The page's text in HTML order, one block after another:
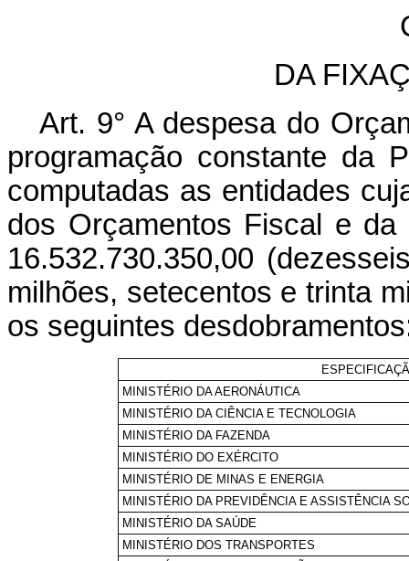
DA
Art. 9° A despesa do
programação constante da
computadas as entidades
dos Orçamentos Fiscal e
16.532.730.350,00
milhões, setecentos e trinta
os seguintes
MINISTÉRIO DA AERONÁUTICA
MINISTÉRIO DA CIÊNCIA E TECNOLOGIA
MINISTÉRIO DA FAZENDA
MINISTÉRIO DO EXÉRCITO
MINISTÉRIO DE MINAS E ENERGIA
MINISTÉRIO DA PREVIDÊNCIA E ASSISTÊNCIA
MINISTÉRIO DA SAÚDE
MINISTÉRIO DOS TRANSPORTES